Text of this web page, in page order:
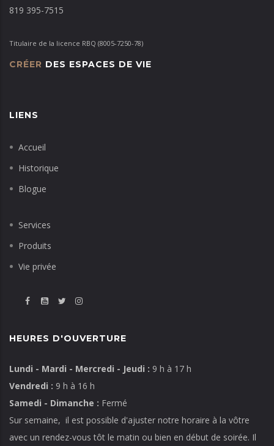
819 395-7515
Titulaire de la licence RBQ (8005-7250-78)
CRÉER DES ESPACES DE VIE
LIENS
Accueil
Historique
Blogue
Services
Produits
Vie privée
HEURES D'OUVERTURE
Lundi - Mardi - Mercredi - Jeudi : 9 h à 17 h
Vendredi : 9 h à 16 h
Samedi - Dimanche : Fermé
Sur semaine, il est possible d'ajuster notre horaire à la vôtre
avec un rendez-vous tôt le matin ou bien en début de soirée. Il